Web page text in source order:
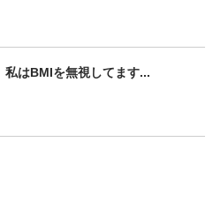
私はBMIを無視してます...